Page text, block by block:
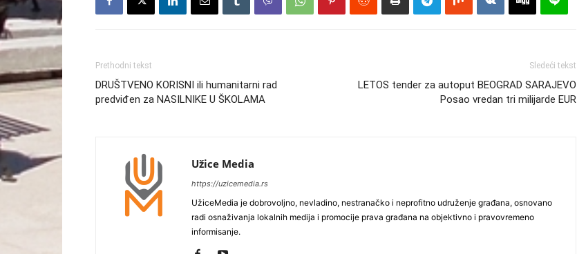
Prethodni tekst
DRUŠTVENO KORISNI ili humanitarni rad
predviđen za NASILNIKE U ŠKOLAMA
Sledeći tekst
LETOS tender za autoput BEOGRAD SARAJEVO
Posao vredan tri milijarde EUR
Užice Media
https://uzicemedia.rs
UžiceMedia je dobrovoljno, nevladino, nestranačko i neprofitno udruženje građana, osnovano
radi osnaživanja lokalnih medija i promocije prava građana na objektivno i pravovremeno
informisanje.